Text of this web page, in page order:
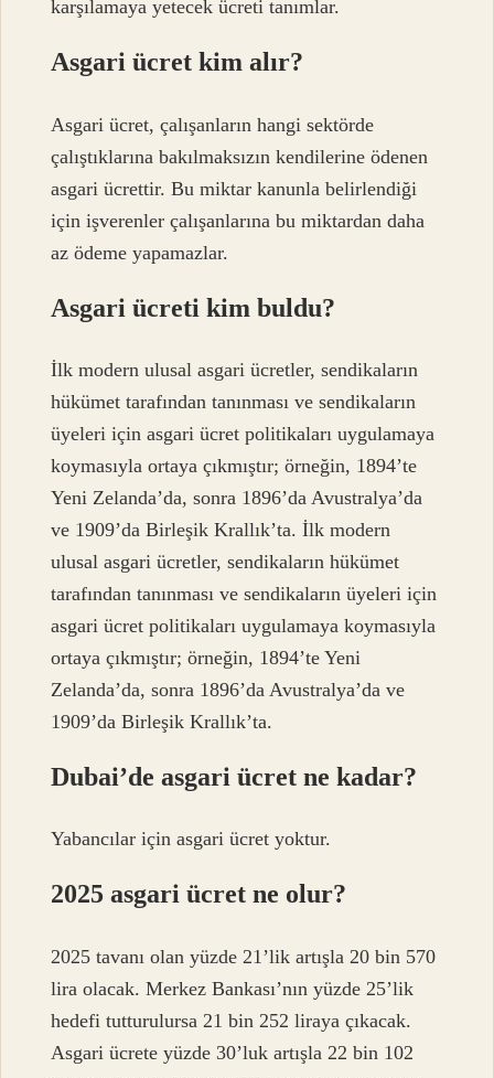
karşılamaya yetecek ücreti tanımlar.
Asgari ücret kim alır?
Asgari ücret, çalışanların hangi sektörde
çalıştıklarına bakılmaksızın kendilerine ödenen
asgari ücrettir. Bu miktar kanunla belirlendiği
için işverenler çalışanlarına bu miktardan daha
az ödeme yapamazlar.
Asgari ücreti kim buldu?
İlk modern ulusal asgari ücretler, sendikaların
hükümet tarafından tanınması ve sendikaların
üyeleri için asgari ücret politikaları uygulamaya
koymasıyla ortaya çıkmıştır; örneğin, 1894’te
Yeni Zelanda’da, sonra 1896’da Avustralya’da
ve 1909’da Birleşik Krallık’ta. İlk modern
ulusal asgari ücretler, sendikaların hükümet
tarafından tanınması ve sendikaların üyeleri için
asgari ücret politikaları uygulamaya koymasıyla
ortaya çıkmıştır; örneğin, 1894’te Yeni
Zelanda’da, sonra 1896’da Avustralya’da ve
1909’da Birleşik Krallık’ta.
Dubai’de asgari ücret ne kadar?
Yabancılar için asgari ücret yoktur.
2025 asgari ücret ne olur?
2025 tavanı olan yüzde 21’lik artışla 20 bin 570
lira olacak. Merkez Bankası’nın yüzde 25’lik
hedefi tutturulursa 21 bin 252 liraya çıkacak.
Asgari ücrete yüzde 30’luk artışla 22 bin 102